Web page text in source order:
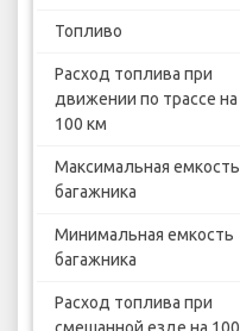
Топливо
Расход топлива при
движении по трассе на
100 км
Максимальная емкость
багажника
Минимальная емкость
багажника
Расход топлива при